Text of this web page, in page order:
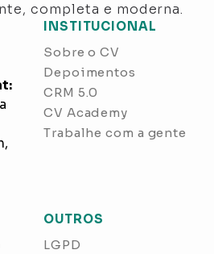
completa e moderna.
INSTITUCIONAL
Sobre o CV
Depoimentos
CRM 5.0
CV Academy
Trabalhe com a gente
OUTROS
LGPD